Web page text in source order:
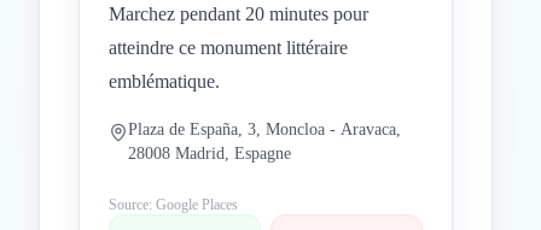
Marchez pendant 20 minutes pour
atteindre ce monument littéraire
emblématique.
Plaza de España, 3, Moncloa - Aravaca,
28008 Madrid, Espagne
Source: Google Places